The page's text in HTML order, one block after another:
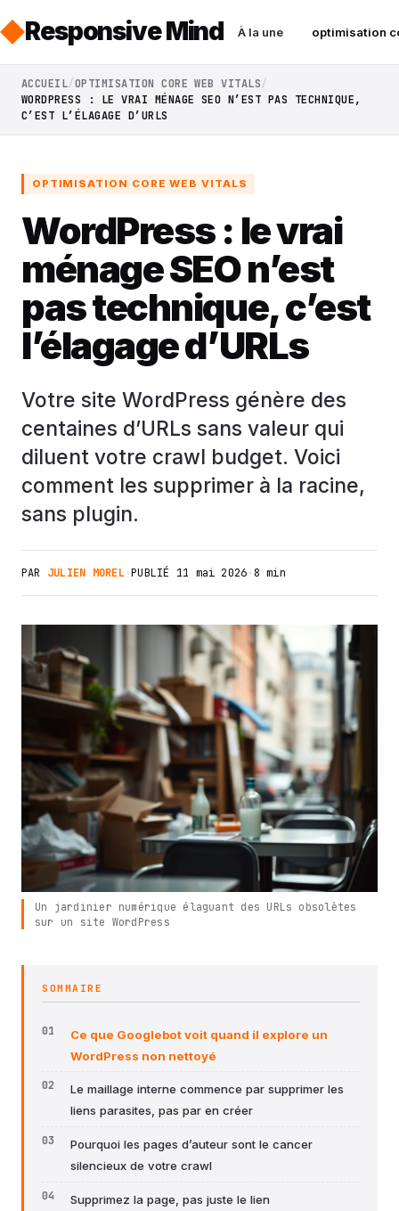
Responsive Mind À la une optimisation
ACCUEIL OPTIMISATION CORE WEB VITALS
WORDPRESS : LE VRAI MÉNAGE SEO N’EST PAS TECHNIQUE,
C’EST L’ÉLAGAGE D’URLS
OPTIMISATION CORE WEB VITALS
WordPress : le vrai
ménage SEO n’est
pas technique, c’est
l’élagage d’URLs
Votre site WordPress génère des
centaines d’URLs sans valeur qui
diluent votre crawl budget. Voici
comment les supprimer à la racine,
sans plugin.
PAR JULIEN MOREL·PUBLIÉ 11 mai 2026· 8 min
Un jardinier numérique élaguant des URLs obsolètes
sur un site WordPress
SOMMAIRE
Ce que Googlebot voit quand il explore un
WordPress non nettoyé
Le maillage interne commence par supprimer les
liens parasites, pas par en créer
Pourquoi les pages d’auteur sont le cancer
silencieux de votre crawl
Supprimez la page, pas juste le lien